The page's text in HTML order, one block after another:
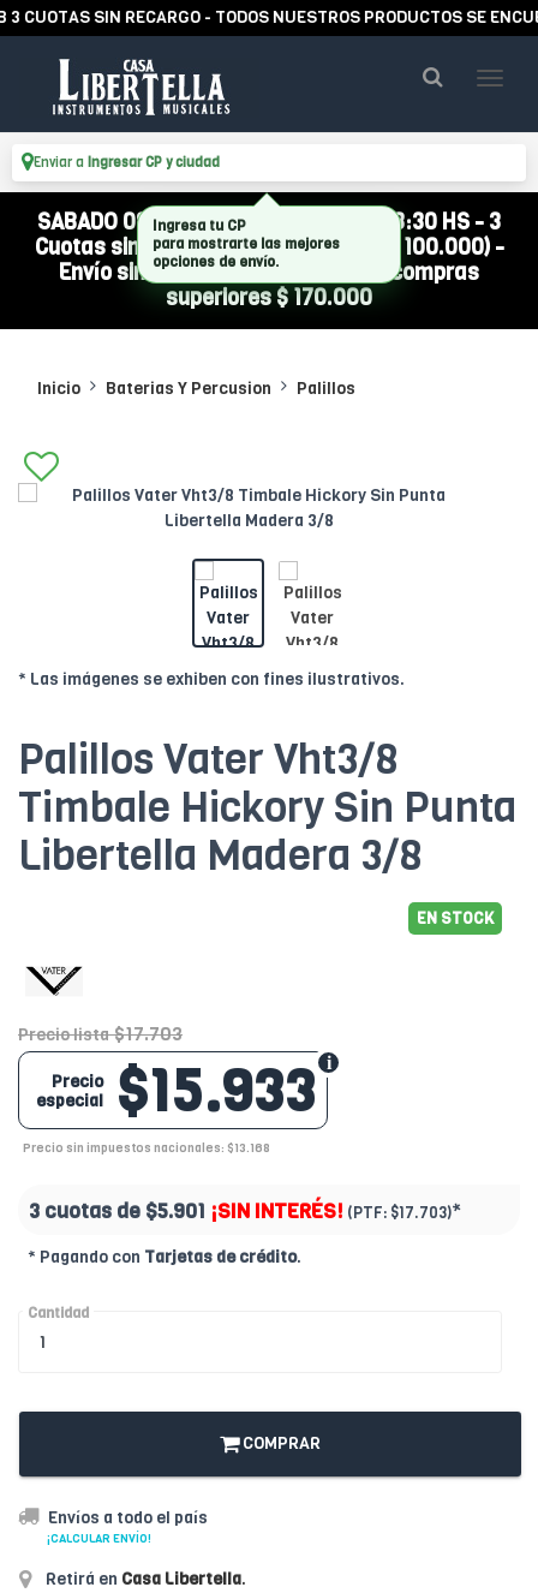
SIN RECARGO - TODOS NUESTROS PRODUCTOS SE
Enviar a Ingresar CP y ciudad
SABADO 08/08 ABIERTO DE 10:00 A 13:30 HS - 3
Cuotas sin interés (compra mínima $ 100.000) -
Envío sin cargo a todo el país por compras
superiores $ 170.000
Inicio Baterias Y Percusion Palillos
* Las imágenes se exhiben con fines ilustrativos.
Palillos Vater Vht3/8
Timbale Hickory Sin Punta
Libertella Madera 3/8
EN STOCK
Precio lista $17.703
$15.933
Precio
especial
Precio sin impuestos nacionales: $13.168
3 cuotas de $5.901 ¡SIN INTERÉS! (PTF: $17.703)*
* Pagando con Tarjetas de crédito.
Cantidad
COMPRAR
Envíos a todo el país
¡CALCULAR ENVÍO!
Retirá en Casa Libertella.